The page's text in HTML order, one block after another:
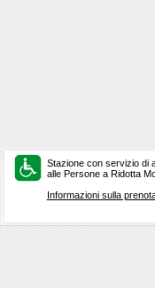
Stazione con servizio di
alle Persone a Ridotta
Informazioni sulla